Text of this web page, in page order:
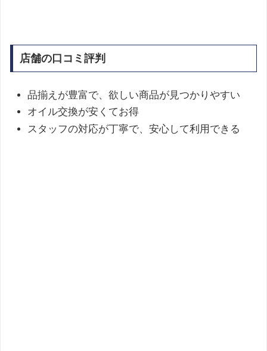
店舗の口コミ評判
品揃えが豊富で、欲しい商品が見つかりやすい
オイル交換が安くてお得
スタッフの対応が丁寧で、安心して利用できる